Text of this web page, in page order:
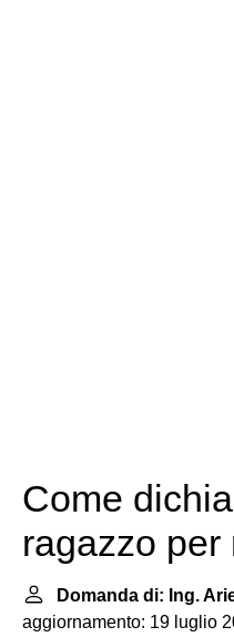
Come
ragazzo per
Domanda di: Ing.
aggiornamento: 19 luglio